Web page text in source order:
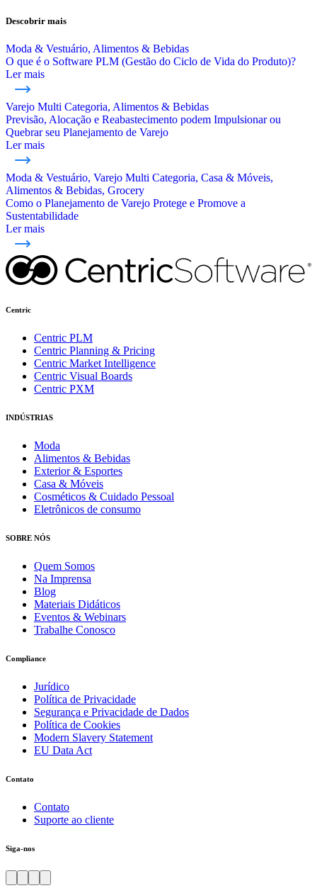
Descobrir mais
Moda & Vestuário, Alimentos & Bebidas
O que é o Software PLM (Gestão do Ciclo de Vida do Produto)?
Ler mais
Varejo Multi Categoria, Alimentos & Bebidas
Previsão, Alocação e Reabastecimento podem Impulsionar ou
Quebrar seu Planejamento de Varejo
Ler mais
Moda & Vestuário, Varejo Multi Categoria, Casa & Móveis,
Alimentos & Bebidas, Grocery
Como o Planejamento de Varejo Protege e Promove a
Sustentabilidade
Ler mais
Centric
Centric PLM
Centric Planning & Pricing
Centric Market Intelligence
Centric Visual Boards
Centric PXM
INDÚSTRIAS
Moda
Alimentos & Bebidas
Exterior & Esportes
Casa & Móveis
Cosméticos & Cuidado Pessoal
Eletrônicos de consumo
SOBRE NÓS
Quem Somos
Na Imprensa
Blog
Materiais Didáticos
Eventos & Webinars
Trabalhe Conosco
Compliance
Jurídico
Política de Privacidade
Segurança e Privacidade de Dados
Política de Cookies
Modern Slavery Statement
EU Data Act
Contato
Contato
Suporte ao cliente
Siga-nos